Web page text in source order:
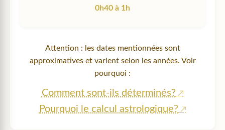
0h40 à 1h
Attention : les dates mentionnées sont
approximatives et varient selon les années. Voir
pourquoi :
Comment sont-ils déterminés?
Pourquoi le calcul astrologique?